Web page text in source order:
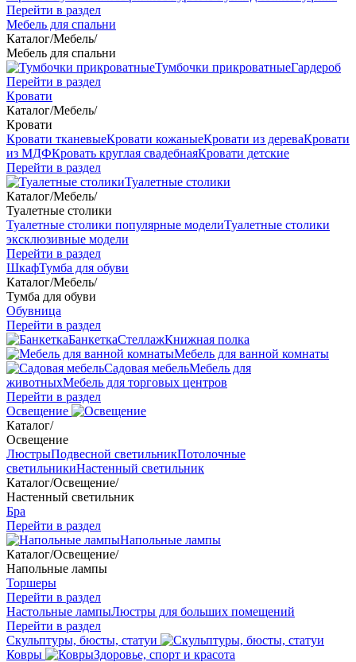
Перейти в раздел
Мебель для спальни
Каталог/Мебель/
Мебель для спальни
Тумбочки прикроватныеГардероб
Перейти в раздел
Кровати
Каталог/Мебель/
Кровати
Кровати тканевыеКровати кожаныеКровати из дереваКровати
из МДФКровать круглая свадебнаяКровати детские
Перейти в раздел
Туалетные столики
Каталог/Мебель/
Туалетные столики
Туалетные столики популярные моделиТуалетные столики
эксклюзивные модели
Перейти в раздел
ШкафТумба для обуви
Каталог/Мебель/
Тумба для обуви
Обувница
Перейти в раздел
БанкеткаСтеллажКнижная полка
Мебель для ванной комнаты
Садовая мебельМебель для
животныхМебель для торговых центров
Перейти в раздел
Освещение
Каталог/
Освещение
ЛюстрыПодвесной светильникПотолочные
светильникиНастенный светильник
Каталог/Освещение/
Настенный светильник
Бра
Перейти в раздел
Напольные лампы
Каталог/Освещение/
Напольные лампы
Торшеры
Перейти в раздел
Настольные лампыЛюстры для больших помещений
Перейти в раздел
Скульптуры, бюсты, статуи
Ковры
Здоровье, спорт и красота